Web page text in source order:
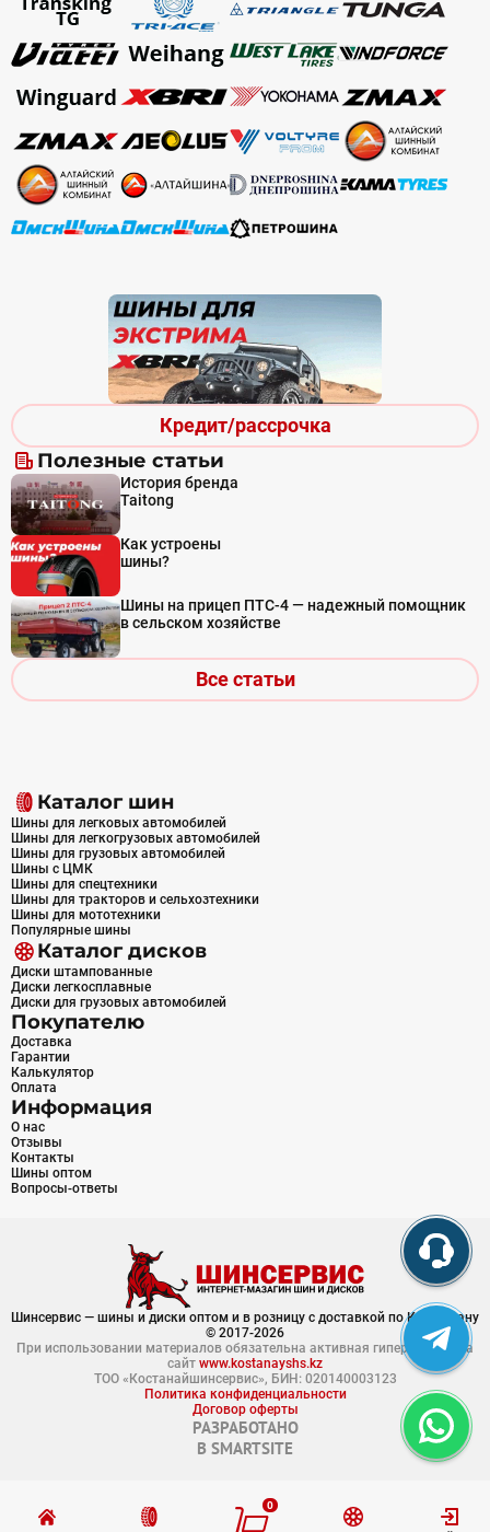
0
Кредит/рассрочка
Полезные статьи
История бренда
Taitong
Как устроены
шины?
Шины на прицеп ПТС-4 — надежный помощник
в сельском хозяйстве
Все статьи
Каталог шин
Шины для легковых автомобилей
Шины для легкогрузовых автомобилей
Шины для грузовых автомобилей
Шины с ЦМК
Шины для спецтехники
Шины для тракторов и сельхозтехники
Шины для мототехники
Популярные шины
Каталог дисков
Диски штампованные
Диски легкосплавные
Диски для грузовых автомобилей
Покупателю
Доставка
Гарантии
Калькулятор
Оплата
Информация
О нас
Отзывы
Контакты
Шины оптом
Вопросы-ответы
Шинсервис — шины и диски оптом и в розницу с доставкой по Казахстану
© 2017-2026
При использовании материалов обязательна активная гиперссылка на
сайт www.kostanayshs.kz
ТОО «Костанайшинсервис», БИН: 020140003123
Политика конфиденциальности
Договор оферты
РАЗРАБОТАНО
В SMARTSITE